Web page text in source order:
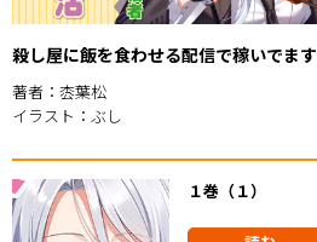
殺し屋に飯を食わせる配信で稼いでます
著者：枩葉松
イラスト：ぶし
１巻（１）